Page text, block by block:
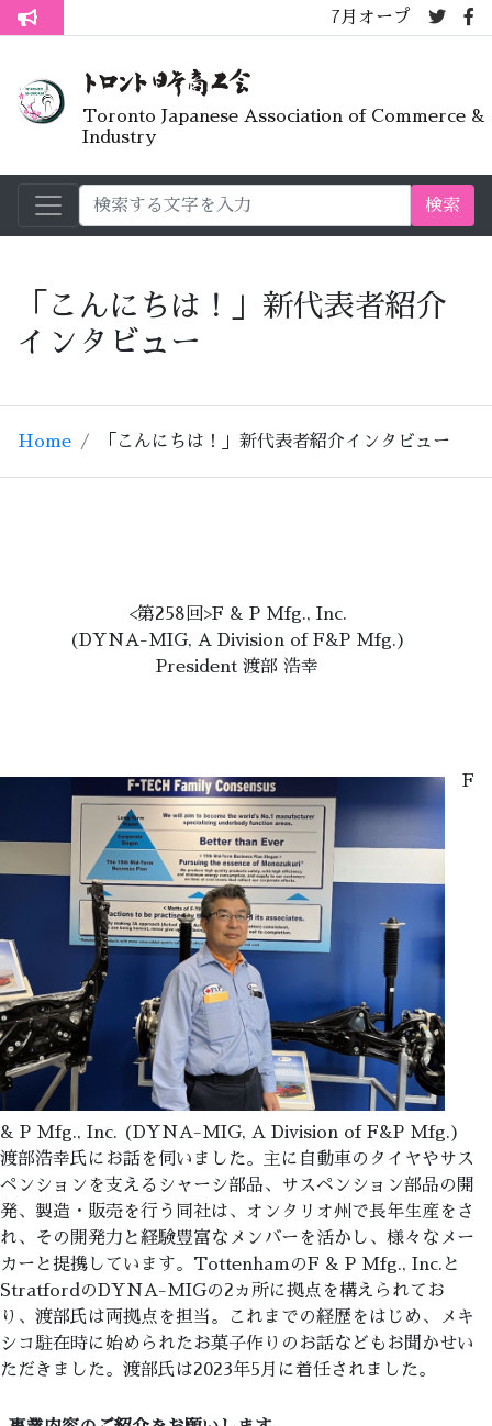
トロント生活不安疑問質問懇談会
7月オープンライブラリーカフェ
Toronto Japanese Association of Commerce &
Industry
検索
「こんにちは！」新代表者紹介
インタビュー
Home 「こんにちは！」新代表者紹介インタビュー
<第258回>F & P Mfg., Inc.
(DYNA-MIG, A Division of F&P Mfg.)
President 渡部 浩幸
F
& P Mfg., Inc. (DYNA-MIG, A Division of F&P Mfg.)
渡部浩幸氏にお話を伺いました。主に自動車のタイヤやサス
ペンションを支えるシャーシ部品、サスペンション部品の開
発、製造・販売を行う同社は、オンタリオ州で長年生産をさ
れ、その開発力と経験豊富なメンバーを活かし、様々なメー
カーと提携しています。TottenhamのF & P Mfg., Inc.と
StratfordのDYNA-MIGの2ヵ所に拠点を構えられてお
り、渡部氏は両拠点を担当。これまでの経歴をはじめ、メキ
シコ駐在時に始められたお菓子作りのお話などもお聞かせい
ただきました。渡部氏は2023年5月に着任されました。